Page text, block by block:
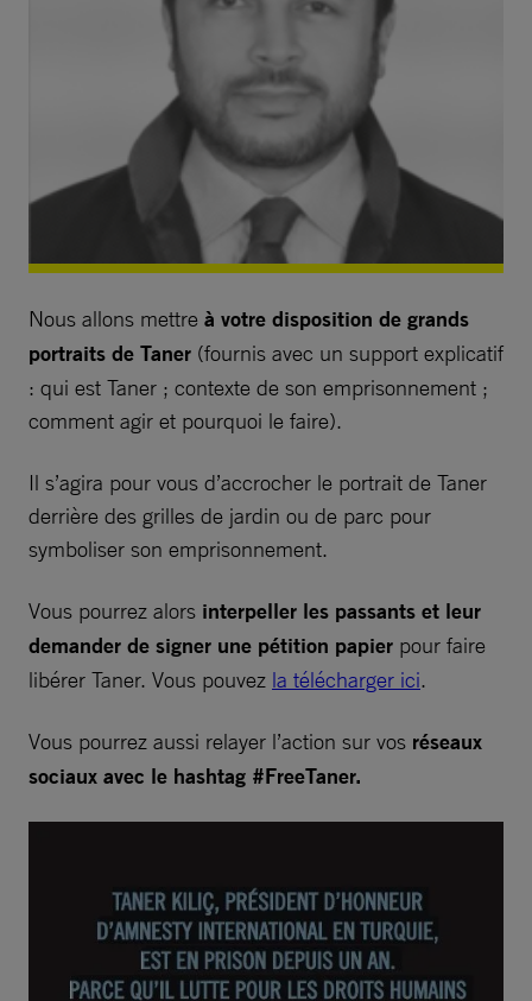
Nous allons mettre à votre disposition de grands
portraits de Taner (fournis avec un support explicatif
: qui est Taner ; contexte de son emprisonnement ;
comment agir et pourquoi le faire).
Il s’agira pour vous d’accrocher le portrait de Taner
derrière des grilles de jardin ou de parc pour
symboliser son emprisonnement.
Vous pourrez alors interpeller les passants et leur
demander de signer une pétition papier pour faire
libérer Taner. Vous pouvez la télécharger ici.
Vous pourrez aussi relayer l’action sur vos réseaux
sociaux avec le hashtag #FreeTaner.